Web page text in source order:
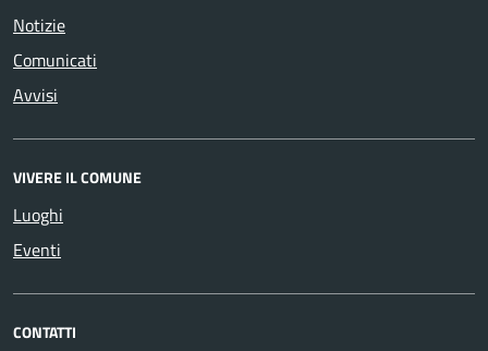
Notizie
Comunicati
Avvisi
VIVERE IL COMUNE
Luoghi
Eventi
CONTATTI